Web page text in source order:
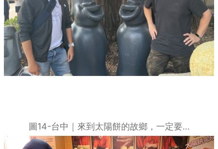
圖14-台中｜來到太陽餅的故鄉，一定要...